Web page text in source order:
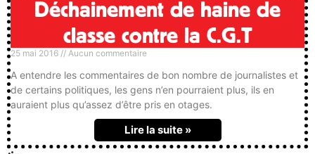
Déchainement de haine de
classe contre la C.G.T
25 mai 2016 Aucun commentaire
A entendre les commentaires de bon nombre de journalistes et
de certains politiques, les gens n’en pourraient plus, ils en
auraient plus qu’assez d’être pris en otages.
Lire la suite »